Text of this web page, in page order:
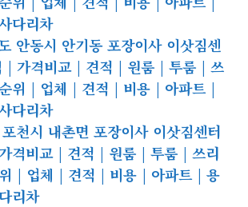
다리차
안동시 안기동 포장이사 이삿짐센
| 가격비교 | 견적 | 원룸 | 투룸 | 쓰
위 | 업체 | 견적 | 비용 | 아파트 |
다리차
천시 내촌면 포장이사 이삿짐센터
격비교 | 견적 | 원룸 | 투룸 | 쓰리
| 업체 | 견적 | 비용 | 아파트 | 용
리차